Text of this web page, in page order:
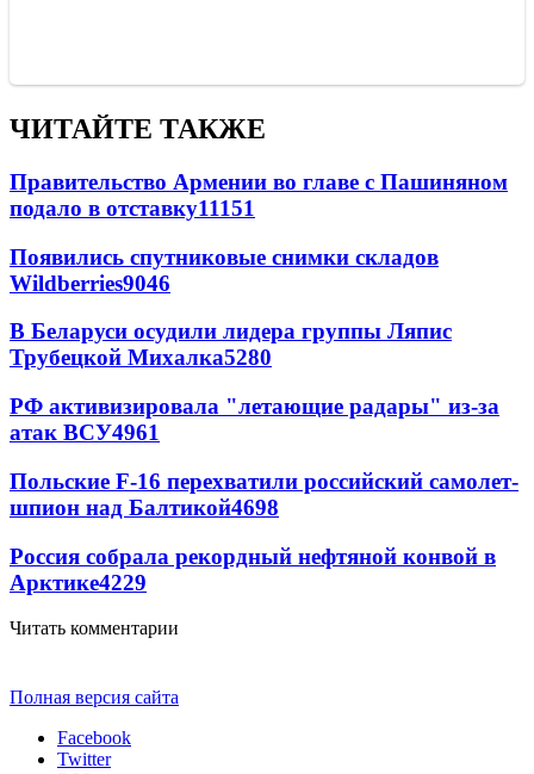
ЧИТАЙТЕ ТАКЖЕ
Правительство Армении во главе с Пашиняном
подало в отставку11151
Появились спутниковые снимки складов
Wildberries9046
В Беларуси осудили лидера группы Ляпис
Трубецкой Михалка5280
РФ активизировала "летающие радары" из-за
атак ВСУ4961
Польские F-16 перехватили российский самолет-
шпион над Балтикой4698
Россия собрала рекордный нефтяной конвой в
Арктике4229
Читать комментарии
Полная версия сайта
Facebook
Twitter